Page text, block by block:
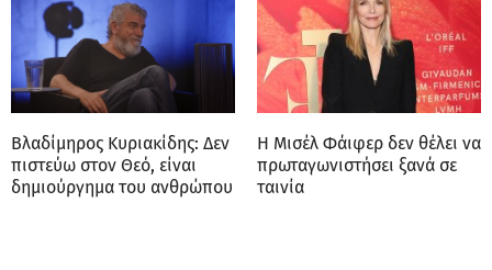
Βλαδίμηρος Κυριακίδης: Δεν
πιστεύω στον Θεό, είναι
δημιούργημα του ανθρώπου
Η Μισέλ Φάιφερ δεν θέλει να
πρωταγωνιστήσει ξανά σε
ταινία